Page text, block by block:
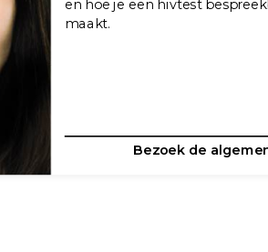
en hoe je een hivtest
maakt.
Bezoek de